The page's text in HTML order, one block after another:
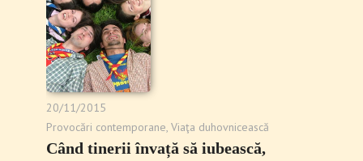
20/11/2015
Provocări contemporane, Viaţa duhovnicească
Când tinerii învață să iubească,